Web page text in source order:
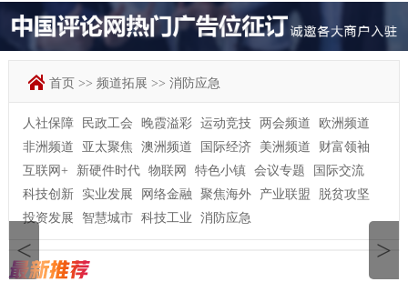
首页 >> 频道拓展 >> 消防应急
人社保障 民政工会 晚霞溢彩 运动竞技 两会频道
欧洲频道
非洲频道
亚太聚焦 澳洲频道 国际经济 美洲频道
财富领袖
互联网+
新硬件时代 物联网 特色小镇 会议专题
国际交流
科技创新
实业发展 网络金融 聚焦海外 产业联盟
脱贫攻坚
投资发展
智慧城市 科技工业 消防应急
< >